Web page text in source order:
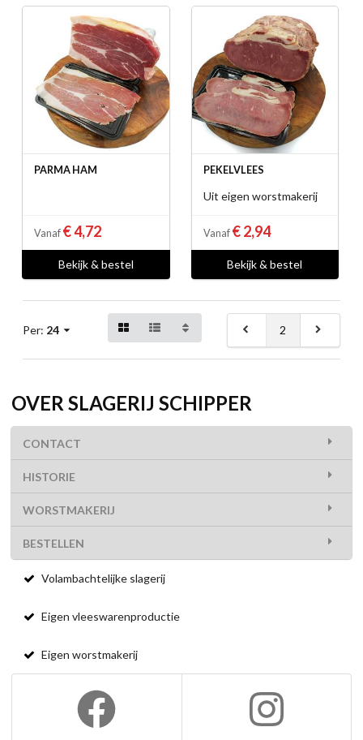
PARMA HAM
Vanaf € 4,72
Bekijk & bestel
PEKELVLEES
Uit eigen worstmakerij
Vanaf € 2,94
Bekijk & bestel
Per: 24 2
OVER SLAGERIJ SCHIPPER
CONTACT
HISTORIE
WORSTMAKERIJ
BESTELLEN
Volambachtelijke slagerij
Eigen vleeswarenproductie
Eigen worstmakerij